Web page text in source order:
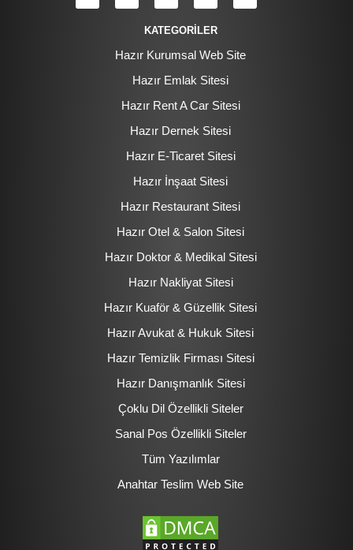
KATEGORİLER
Hazır Kurumsal Web Site
Hazır Emlak Sitesi
Hazır Rent A Car Sitesi
Hazır Dernek Sitesi
Hazır E-Ticaret Sitesi
Hazır İnşaat Sitesi
Hazır Restaurant Sitesi
Hazır Otel & Salon Sitesi
Hazır Doktor & Medikal Sitesi
Hazır Nakliyat Sitesi
Hazır Kuaför & Güzellik Sitesi
Hazır Avukat & Hukuk Sitesi
Hazır Temizlik Firması Sitesi
Hazır Danışmanlık Sitesi
Çoklu Dil Özellikli Siteler
Sanal Pos Özellikli Siteler
Tüm Yazılımlar
Anahtar Teslim Web Site